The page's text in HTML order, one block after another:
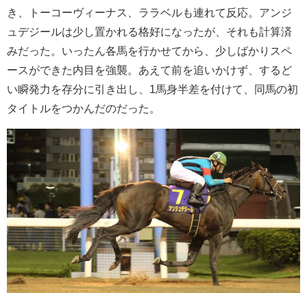
き、トーコーヴィーナス、ララベルも連れて反応。アンジ
ュデジールは少し置かれる格好になったが、それも計算済
みだった。いったん各馬を行かせてから、少しばかりスペ
ースができた内目を強襲。あえて前を追いかけず、するど
い瞬発力を存分に引き出し、1馬身半差を付けて、同馬の初
タイトルをつかんだのだった。